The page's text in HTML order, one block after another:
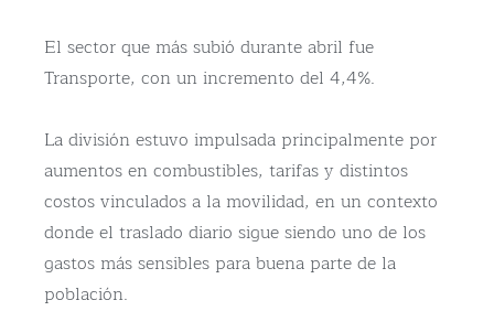
El sector que más subió durante abril fue
Transporte, con un incremento del 4,4%.
La división estuvo impulsada principalmente por
aumentos en combustibles, tarifas y distintos
costos vinculados a la movilidad, en un contexto
donde el traslado diario sigue siendo uno de los
gastos más sensibles para buena parte de la
población.